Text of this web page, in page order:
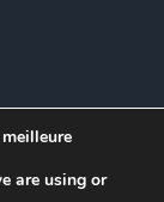
|Plan du site
are using or